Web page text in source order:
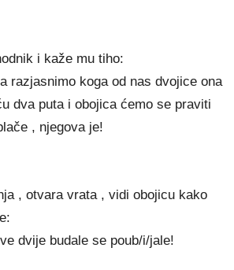
i kaže mu tiho:
razjasnimo koga od nas dvojice ona
dva puta i obojica ćemo se praviti
, njegova je!
, otvara vrata , vidi obojicu kako
dvije budale se poub/i/jale!